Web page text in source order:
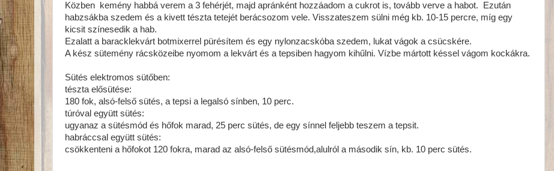
Közben kemény habbá verem a 3 fehérjét, majd apránként hozzáadom a cukrot is, tovább verve a habot. Ezután
habzsákba szedem és a kivett tészta tetejét berácsozom vele. Visszateszem sülni még kb. 10-15 percre, míg egy
kicsit színesedik a hab.
Ezalatt a baracklekvárt botmixerrel pürésítem és egy nylonzacskóba szedem, lukat vágok a csücskére.
A kész sütemény rácsközeibe nyomom a lekvárt és a tepsiben hagyom kihűlni. Vízbe mártott késsel vágom kockákra.
Sütés elektromos sütőben:
tészta elősütése:
180 fok, alsó-felső sütés, a tepsi a legalsó sínben, 10 perc.
túróval együtt sütés:
ugyanaz a sütésmód és hőfok marad, 25 perc sütés, de egy sínnel feljebb teszem a tepsit.
habráccsal együtt sütés:
csökkenteni a hőfokot 120 fokra, marad az alsó-felső sütésmód,alulról a második sín, kb. 10 perc sütés.